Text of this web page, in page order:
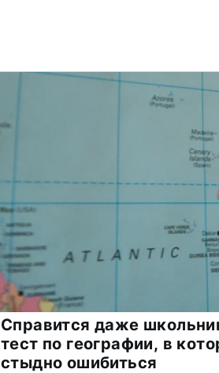
Справится даже
тест по географии, в
стыдно ошибиться